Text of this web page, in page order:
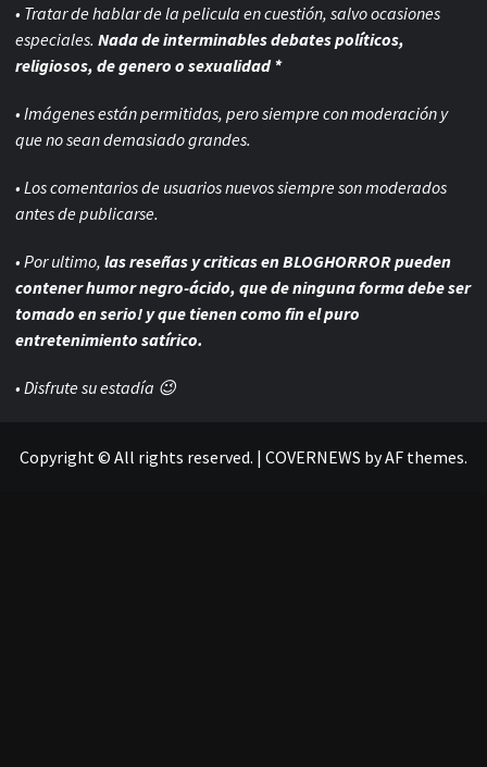
• Tratar de hablar de la pelicula en cuestión, salvo ocasiones
especiales. Nada de interminables debates políticos,
religiosos, de genero o sexualidad *
• Imágenes están permitidas, pero siempre conmoderación y
que no sean demasiado grandes.
• Los comentarios de usuarios nuevos siempre son moderados
antes de publicarse.
• Por ultimo, las reseñas y criticas en BLOGHORROR pueden
contener humor negro-ácido, que de ninguna forma debe ser
tomado en serio! y que tienen como fin el puro
entretenimiento satírico.
• Disfrute su estadía 😉
Copyright © All rights reserved. | COVERNEWS by AF themes.